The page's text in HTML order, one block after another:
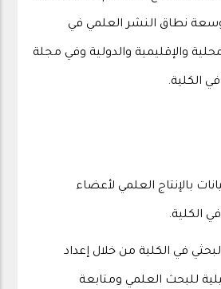
نطاق النشر العلمي في
والإقليمية والدولية وفي مجلة
الكلية.
بالإنتاج العلمي لأعضاء
الكلية.
في الكلية من خلال إعداد
للبحث العلمي ومتابعة